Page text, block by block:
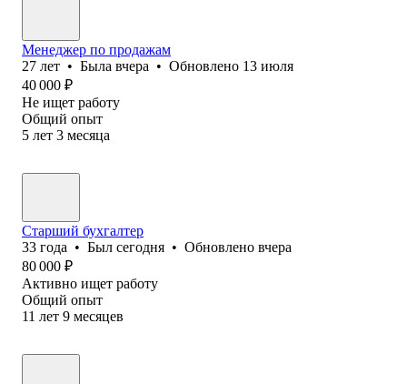
Менеджер по продажам
27 лет • Была вчера • Обновлено 13 июля
40 000 ₽
Не ищет работу
Общий опыт
5 лет 3 месяца
Старший бухгалтер
33 года • Был сегодня • Обновлено вчера
80 000 ₽
Активно ищет работу
Общий опыт
11 лет 9 месяцев